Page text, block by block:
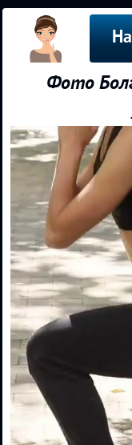
Фото